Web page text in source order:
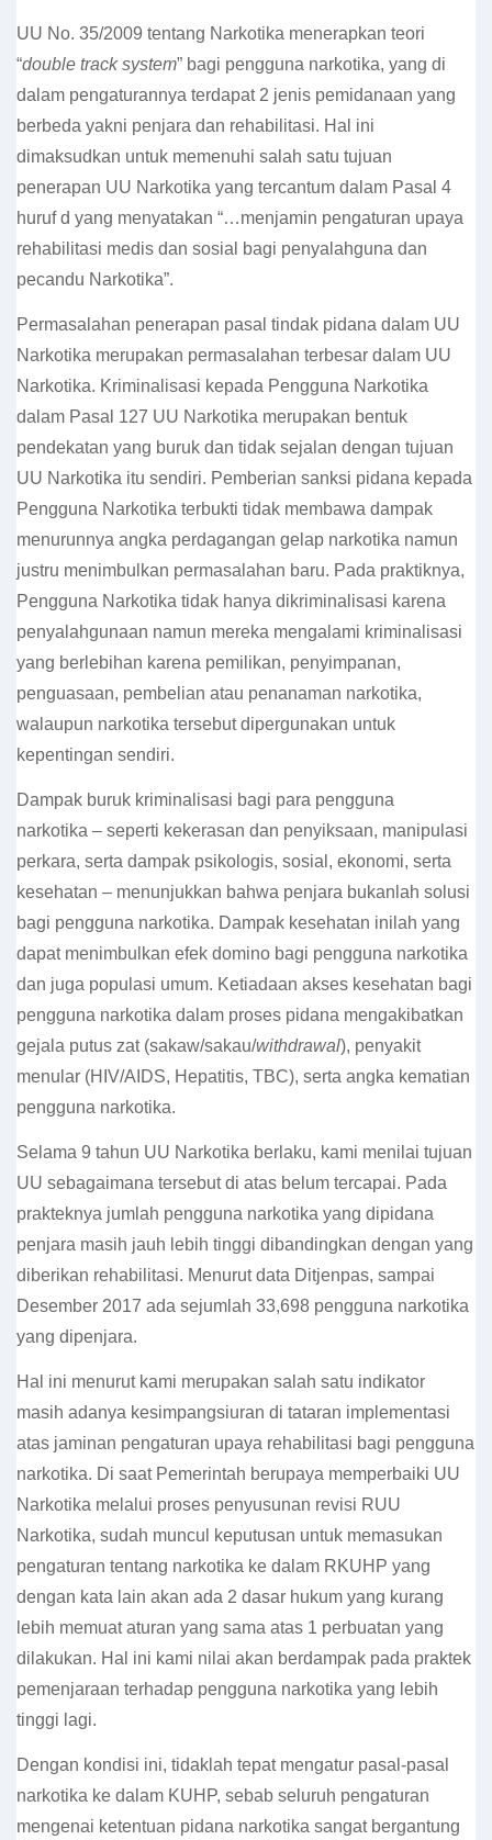
UU No. 35/2009 tentang Narkotika menerapkan teori
“double track system” bagi pengguna narkotika, yang di
dalam pengaturannya terdapat 2 jenis pemidanaan yang
berbeda yakni penjara dan rehabilitasi. Hal ini
dimaksudkan untuk memenuhi salah satu tujuan
penerapan UU Narkotika yang tercantum dalam Pasal 4
huruf d yang menyatakan “…menjamin pengaturan upaya
rehabilitasi medis dan sosial bagi penyalahguna dan
pecandu Narkotika”.
Permasalahan penerapan pasal tindak pidana dalam UU
Narkotika merupakan permasalahan terbesar dalam UU
Narkotika. Kriminalisasi kepada Pengguna Narkotika
dalam Pasal 127 UU Narkotika merupakan bentuk
pendekatan yang buruk dan tidak sejalan dengan tujuan
UU Narkotika itu sendiri. Pemberian sanksi pidana kepada
Pengguna Narkotika terbukti tidak membawa dampak
menurunnya angka perdagangan gelap narkotika namun
justru menimbulkan permasalahan baru. Pada praktiknya,
Pengguna Narkotika tidak hanya dikriminalisasi karena
penyalahgunaan namun mereka mengalami kriminalisasi
yang berlebihan karena pemilikan, penyimpanan,
penguasaan, pembelian atau penanaman narkotika,
walaupun narkotika tersebut dipergunakan untuk
kepentingan sendiri.
Dampak buruk kriminalisasi bagi para pengguna
narkotika – seperti kekerasan dan penyiksaan, manipulasi
perkara, serta dampak psikologis, sosial, ekonomi, serta
kesehatan – menunjukkan bahwa penjara bukanlah solusi
bagi pengguna narkotika. Dampak kesehatan inilah yang
dapat menimbulkan efek domino bagi pengguna narkotika
dan juga populasi umum. Ketiadaan akses kesehatan bagi
pengguna narkotika dalam proses pidana mengakibatkan
gejala putus zat (sakaw/sakau/withdrawal), penyakit
menular (HIV/AIDS, Hepatitis, TBC), serta angka kematian
pengguna narkotika.
Selama 9 tahun UU Narkotika berlaku, kami menilai tujuan
UU sebagaimana tersebut di atas belum tercapai. Pada
prakteknya jumlah pengguna narkotika yang dipidana
penjara masih jauh lebih tinggi dibandingkan dengan yang
diberikan rehabilitasi. Menurut data Ditjenpas, sampai
Desember 2017 ada sejumlah 33,698 pengguna narkotika
yang dipenjara.
Hal ini menurut kami merupakan salah satu indikator
masih adanya kesimpangsiuran di tataran implementasi
atas jaminan pengaturan upaya rehabilitasi bagi pengguna
narkotika. Di saat Pemerintah berupaya memperbaiki UU
Narkotika melalui proses penyusunan revisi RUU
Narkotika, sudah muncul keputusan untuk memasukan
pengaturan tentang narkotika ke dalam RKUHP yang
dengan kata lain akan ada 2 dasar hukum yang kurang
lebih memuat aturan yang sama atas 1 perbuatan yang
dilakukan. Hal ini kami nilai akan berdampak pada praktek
pemenjaraan terhadap pengguna narkotika yang lebih
tinggi lagi.
Dengan kondisi ini, tidaklah tepat mengatur pasal-pasal
narkotika ke dalam KUHP, sebab seluruh pengaturan
mengenai ketentuan pidana narkotika sangat bergantung